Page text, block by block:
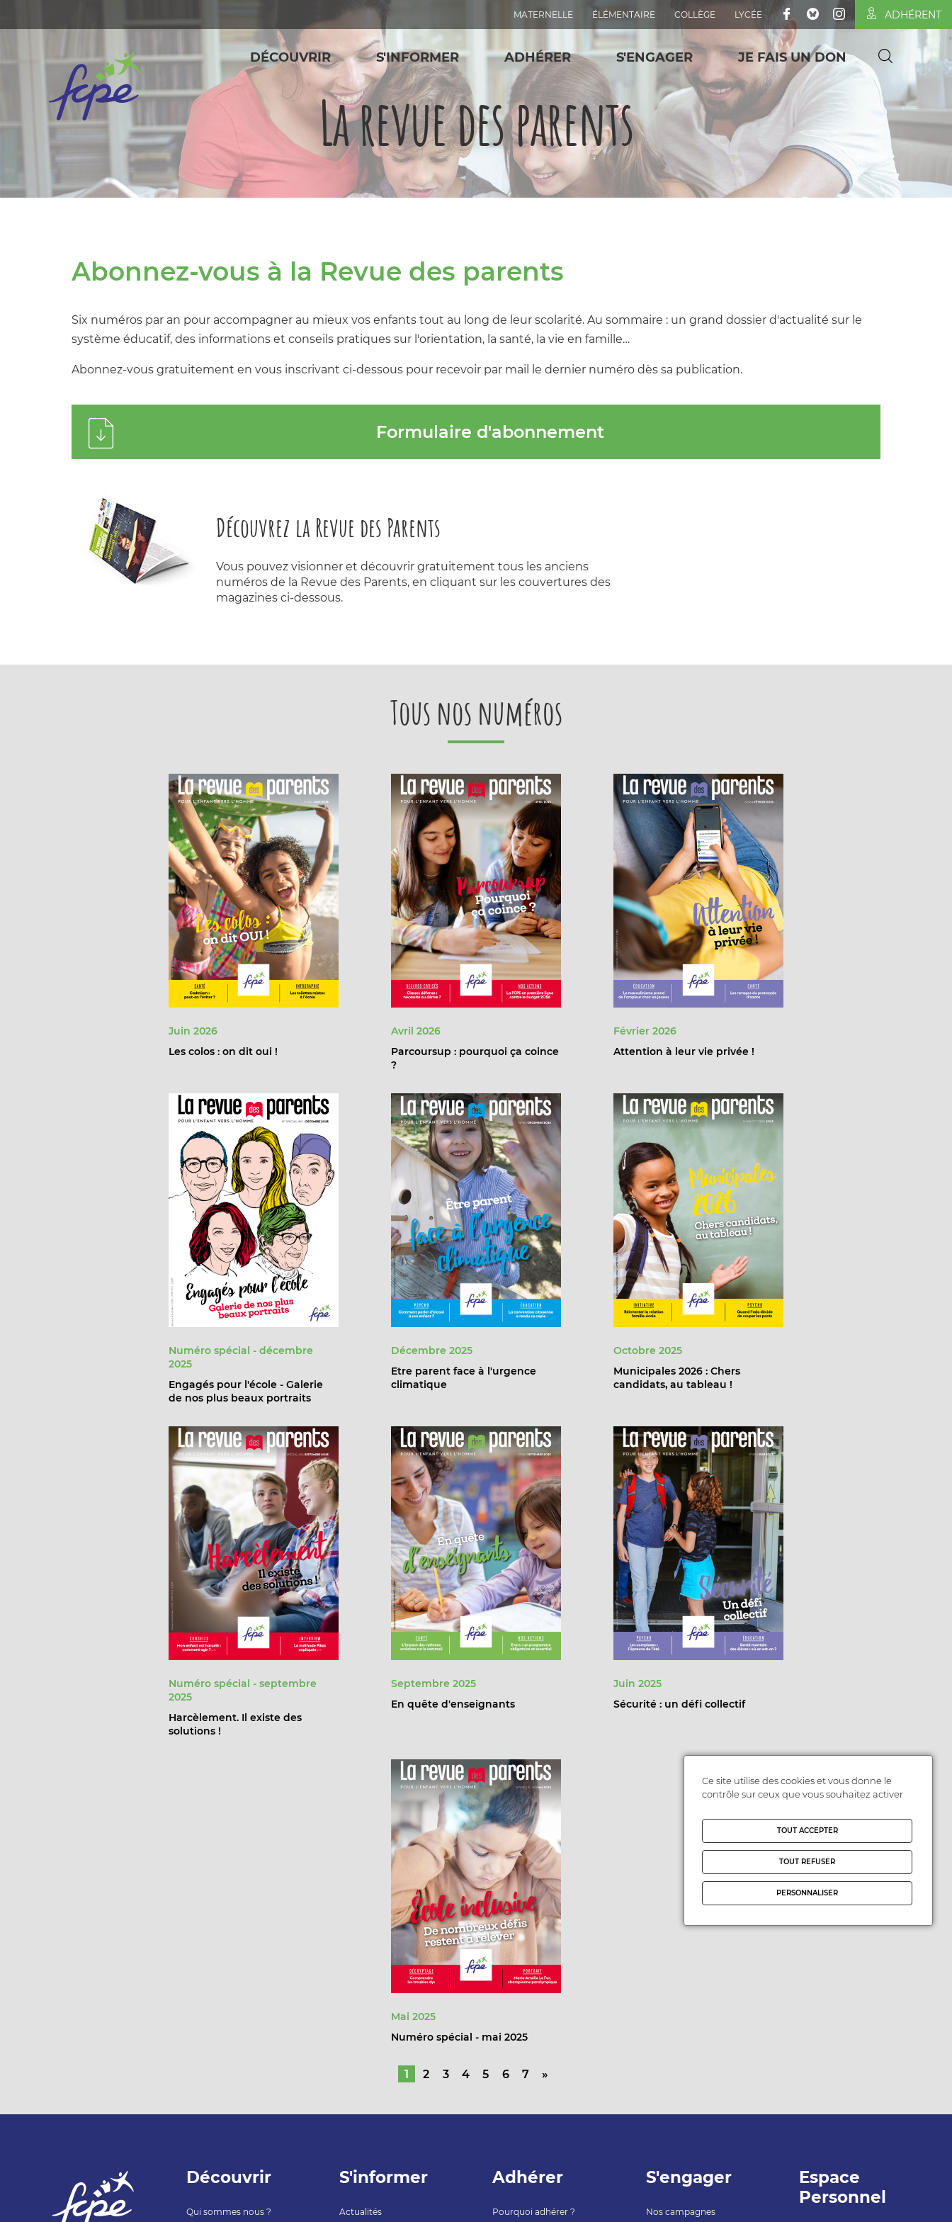
MATERNELLE ÉLÉMENTAIRE COLLÈGE LYCÉE ADHÉRENT
DÉCOUVRIR S'INFORMER ADHÉRER S'ENGAGER JE FAIS UN DON
La revue des parents
Abonnez-vous à la Revue des parents
Six numéros par an pour accompagner au mieux vos enfants tout au long de leur scolarité. Au sommaire : un grand dossier d'actualité sur le
système éducatif, des informations et conseils pratiques sur l'orientation, la santé, la vie en famille…
Abonnez-vous gratuitement en vous inscrivant ci-dessous pour recevoir par mail le dernier numéro dès sa publication.
Formulaire d'abonnement
Découvrez la Revue des Parents
Vous pouvez visionner et découvrir gratuitement tous les anciens
numéros de la Revue des Parents, en cliquant sur les couvertures des
magazines ci-dessous.
Tous nos numéros
Juin 2026
Les colos : on dit oui !
Avril 2026
Parcoursup : pourquoi ça coince
?
Février 2026
Attention à leur vie privée !
Numéro spécial - décembre
2025
Engagés pour l'école - Galerie
de nos plus beaux portraits
Décembre 2025
Etre parent face à l'urgence
climatique
Octobre 2025
Municipales 2026 : Chers
candidats, au tableau !
Numéro spécial - septembre
2025
Harcèlement. Il existe des
solutions !
Septembre 2025
En quête d'enseignants
Juin 2025
Sécurité : un défi collectif
Mai 2025
Numéro spécial - mai 2025
1 2 3 4 5 6 7 »
Découvrir
Qui sommes nous ?
S'informer
Actualités
Adhérer
Pourquoi adhérer ?
S'engager
Nos campagnes
Espace
Personnel
Ce site utilise des cookies et vous donne le
contrôle sur ceux que vous souhaitez activer
TOUT ACCEPTER
TOUT REFUSER
PERSONNALISER